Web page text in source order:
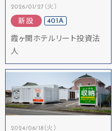
2026/01/27（火）
新設 401A
霞ヶ関ホテルリート投資法
人
2024/06/18（火）